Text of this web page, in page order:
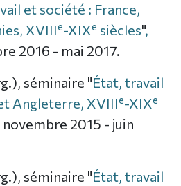
et société : France,
XVIIIe-XIXe siècles",
2016 - mai 2017.
séminaire "État, travail
Angleterre, XVIIIe-XIXe
novembre 2015 - juin
séminaire "État, travail